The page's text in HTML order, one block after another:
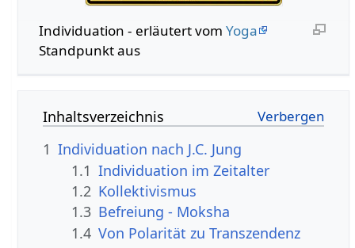
Individuation - erläutert vom Yoga
Standpunkt aus
Inhaltsverzeichnis
1 Individuation nach J.C. Jung
1.1 Individuation im Zeitalter
1.2 Kollektivismus
1.3 Befreiung - Moksha
1.4 Von Polarität zu Transzendenz